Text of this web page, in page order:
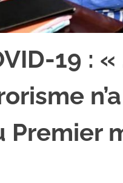
19 :
Premier